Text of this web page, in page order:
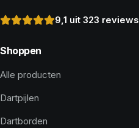
9,1 uit 323 reviews
Shoppen
Alle producten
Dartpijlen
Dartborden